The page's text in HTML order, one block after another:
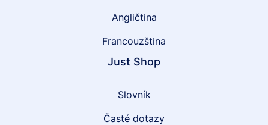
Angličtina
Francouzština
Just Shop
Slovník
Časté dotazy